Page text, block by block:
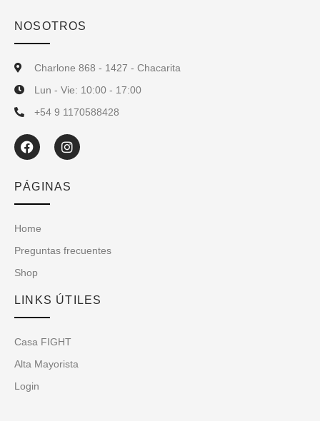
NOSOTROS
Charlone 868 - 1427 - Chacarita
Lun - Vie: 10:00 - 17:00
+54 9 1170588428
PÁGINAS
Home
Preguntas frecuentes
Shop
LINKS ÚTILES
Casa FIGHT
Alta Mayorista
Login